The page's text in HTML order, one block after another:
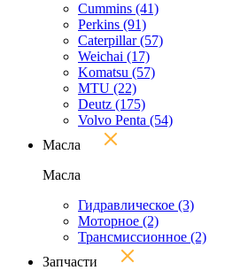
Cummins (41)
Perkins (91)
Caterpillar(57)
Weichai (17)
Komatsu (57)
MTU (22)
Deutz (175)
Volvo Penta (54)
Масла
Масла
Гидравлическое (3)
Моторное (2)
Трансмиссионное (2)
Запчасти